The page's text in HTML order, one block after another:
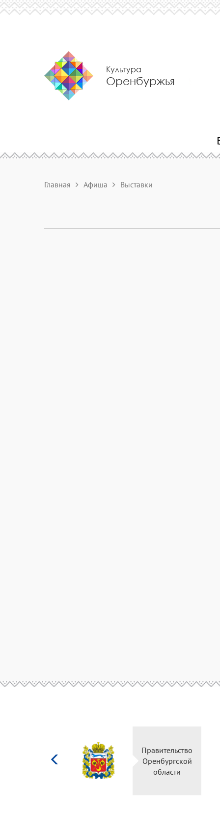
Культура
Оренбуржья
Главная Афиша Выставки
Правительство
Оренбургской
области